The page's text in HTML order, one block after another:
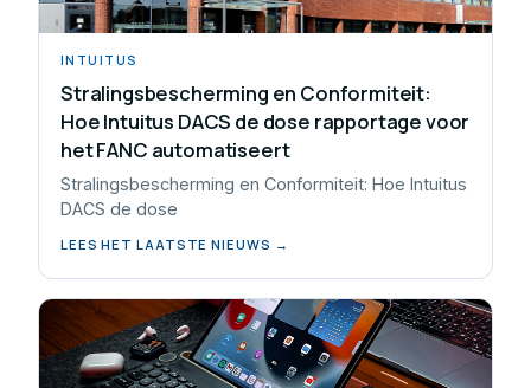
INTUITUS
Stralingsbescherming en Conformiteit:
Hoe Intuitus DACS de dose rapportage voor
het FANC automatiseert
Stralingsbescherming en Conformiteit: Hoe Intuitus
DACS de dose
LEES HET LAATSTE NIEUWS →